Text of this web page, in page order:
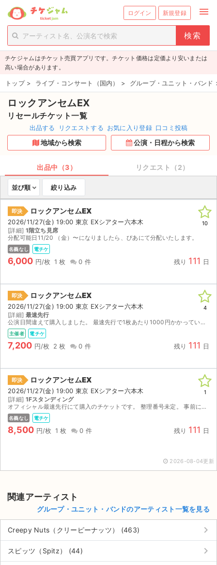
ログイン 新規登録 menu
person_add 新規会員登録
チケットを探す
新着チケット
値下げしたチケット
都道府県からチケットを探す
もうすぐ開催のチケット
チケットのリクエスト一覧
取扱チケット
ライブ・コンサート（国内）
ライブ・コンサート（海外）
イベント
演劇・ミュージカル
ご利用ガイド
ご利用ガイド
手数料・お支払い方法
AIに質問する
よくある質問
お知らせ
チケジャムはチケット売買アプリです。チケット価格は定価より安いまたは
高い場合があります。
トップ > ライブ・コンサート（国内） > グループ・ユニット・バンド
ロックアンセムEX
リセールチケット一覧
出品する リクエストする お気に入り登録 口コミ投稿
地域から検索 公演・日程から検索
出品中（3） リクエスト（2）
並び順 絞り込み
即決 ロックアンセムEX
2026/11/27(金) 19:00 東京 EXシアター六本木
[詳細] 1階立ち見席
分配可能日11/20 （金）〜になりましたら、ぴあにて分配いたします。
名義なし 電チケ
6,000 円/枚 1 枚 0 件 残り 111 日
10
即決 ロックアンセムEX
2026/11/27(金) 19:00 東京 EXシアター六本木
[詳細] 最速先行
公演日間違えて購入しました。 最速先行で1枚あたり1000円かかっていますが気持ちお安くしております。
主催者 電チケ
7,200 円/枚 2 枚 0 件 残り 111 日
4
即決 ロックアンセムEX
2026/11/27(金) 19:00 東京 EXシアター六本木
[詳細] 1Fスタンディング
オフィシャル最速先行にて購入のチケットです。 整理番号未定。 事前に電子チケットを分配いたします。
名義なし 電チケ
8,500 円/枚 1 枚 0 件 残り 111 日
1
2026-08-04更新
関連アーティスト
グループ・ユニット・バンドのアーティスト一覧を見る
Creepy Nuts（クリーピーナッツ） (463) keyboard_arrow_right
スピッツ（Spitz） (44) keyboard_arrow_right